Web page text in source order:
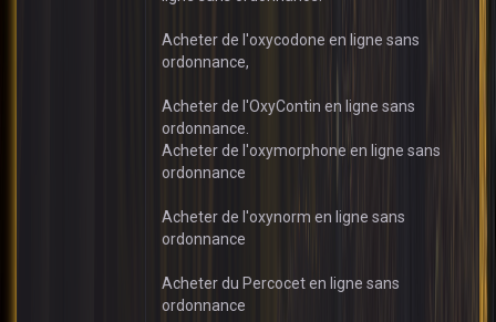
Acheter de l'oxycodone en ligne sans
ordonnance,
Acheter de l'OxyContin en ligne sans
ordonnance.
Acheter de l'oxymorphone en ligne sans
ordonnance
Acheter de l'oxynorm en ligne sans
ordonnance
Acheter du Percocet en ligne sans
ordonnance